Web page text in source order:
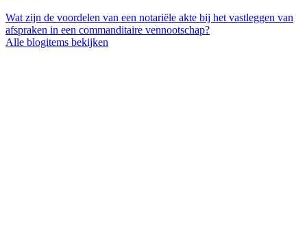
Wat zijn de voordelen van een notariële akte bij het vastleggen van
afspraken in een commanditaire vennootschap?
Alle blogitems bekijken